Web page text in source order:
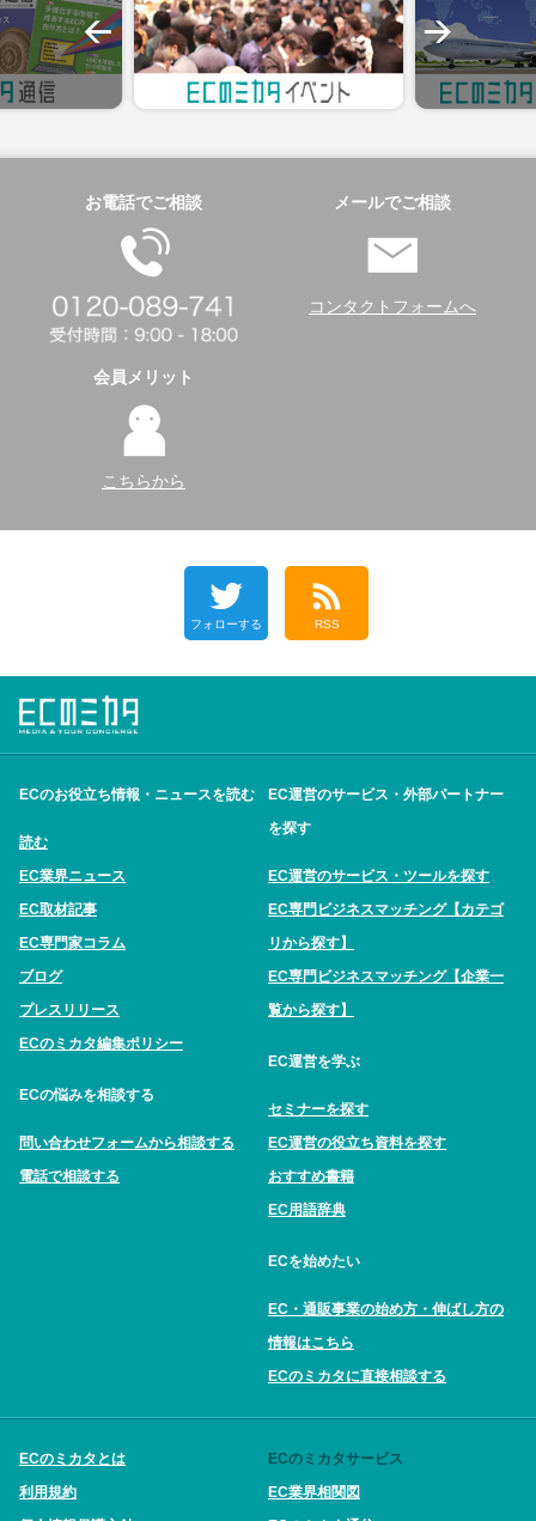
お電話でご相談 メールでご相談
コンタクトフォームへ
会員メリット
こちらから
フォローする RSS
ECのお役立ち情報・ニュースを読む
読む
EC業界ニュース
EC取材記事
EC専門家コラム
ブログ
プレスリリース
ECのミカタ編集ポリシー
ECの悩みを相談する
問い合わせフォームから相談する
電話で相談する
EC運営のサービス・外部パートナー
を探す
EC運営のサービス・ツールを探す
EC専門ビジネスマッチング【カテゴ
リから探す】
EC専門ビジネスマッチング【企業一
覧から探す】
EC運営を学ぶ
セミナーを探す
EC運営の役立ち資料を探す
おすすめ書籍
EC用語辞典
ECを始めたい
EC・通販事業の始め方・伸ばし方の
情報はこちら
ECのミカタに直接相談する
ECのミカタとは
利用規約
ECのミカタサービス
EC業界相関図